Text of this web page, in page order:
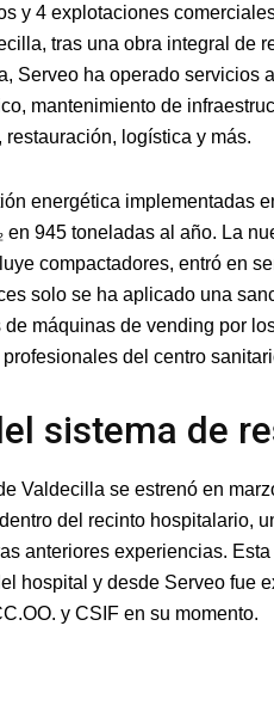
y 4 explotaciones
tras una obra integral de
Serveo ha operado servicios
mantenimiento de
logística y más.
energética implementadas
en 945 toneladas al año. La
compactadores, entró en
solo se ha aplicado una
máquinas de vending por
del centro
sistema de
Valdecilla se estrenó en
del recinto hospitalario,
anteriores experiencias.
hospital y desde Serveo fue
y CSIF en su momento.